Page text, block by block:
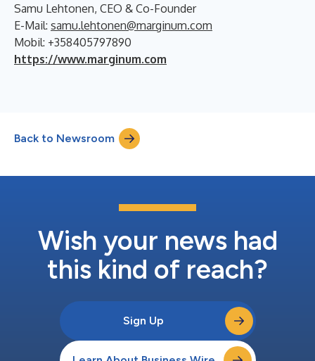
Samu Lehtonen, CEO & Co-Founder
E-Mail: samu.lehtonen@marginum.com
Mobil: +358405797890
https://www.marginum.com
Back to Newsroom
Wish your news had
this kind of reach?
Sign Up